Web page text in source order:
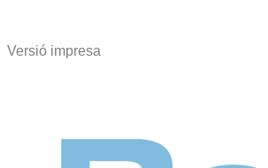
Versió impresa